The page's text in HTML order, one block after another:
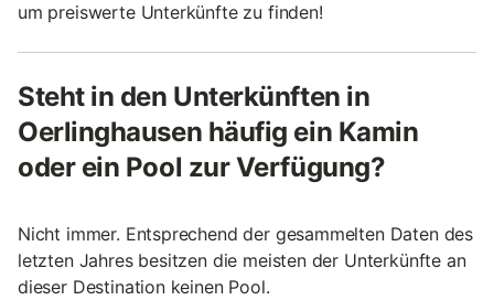
um preiswerte Unterkünfte zu finden!
Steht in den Unterkünften in
Oerlinghausen häufig ein Kamin
oder ein Pool zur Verfügung?
Nicht immer. Entsprechend der gesammelten Daten des
letzten Jahres besitzen die meisten der Unterkünfte an
dieser Destination keinen Pool.